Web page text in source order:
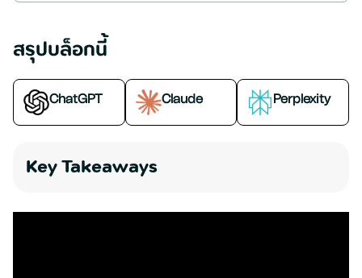
สรุปบล็อกนี้
ChatGPT Claude Perplexity
Key Takeaways